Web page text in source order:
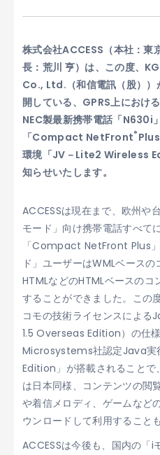
株式会社ACCESS（本社：東
長：荒川 亨）は、この度
Co., Ltd.（和信電訊（股））
開している、GPRS上におけ
NEC製最新携帯電話「N630i
「Compact NetFront®
環境「JV－Lite2 Wireless
知らせいたします。
ACCESSは現在まで、欧州や
モード」向け携帯電話すべて
「Compact NetFront Plus
ド」ユーザーはWMLベース
HTMLなどのHTMLベースの
することができました。この
コモの技術ライセンスによる
1.5 Overseas Edition）の仕
Microsystems社認定Java実
Edition」が搭載されることで
は日本同様、コンテンツの閲
や着信メロディ、ゲームなど
ウンロードして利用すること
ACCESSは今後も、国内の「i